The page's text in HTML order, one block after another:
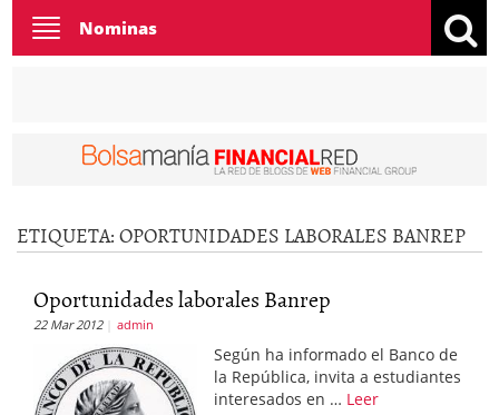
Toggle
navigation
Nominas
ETIQUETA:OPORTUNIDADES LABORALES BANREP
Oportunidades laborales Banrep
22 Mar 2012 admin
Según ha informado el Banco de
la República, invita a estudiantes
interesados en … Leer